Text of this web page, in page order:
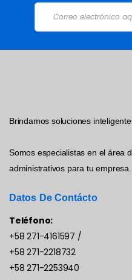
Brindamos soluciones
Somos especialistas en el área
administrativos para tu empresa.
Datos De Contácto
Teléfono:
+58 271-4161597 /
+58 271-2218732
+58 271-2253940